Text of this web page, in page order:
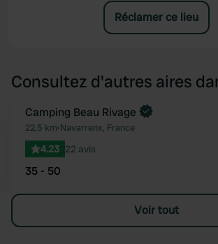
Réclamer ce lieu
Consultez d'autres aires
Reserve maintenant
Camping Beau Rivage
22,5 km•Navarrenx, France
4.23 22 avis
35 - 50
Voir tout